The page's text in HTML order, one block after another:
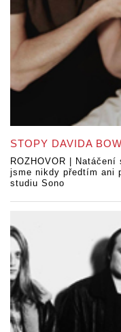
STOPY DAVIDA
ROZHOVOR | Natáčení
jsme nikdy předtím ani
studiu Sono